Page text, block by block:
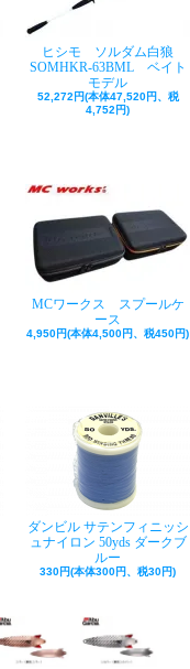
ヒシモ ソルダム白狼
SOMHKR-63BML ベイト
モデル
52,272円(本体47,520円、税
4,752円)
MCワークス スプールケ
ース
4,950円(本体4,500円、税450円)
ダンビル サテンフィニッシ
ュナイロン 50yds ダークブ
ルー
330円(本体300円、税30円)